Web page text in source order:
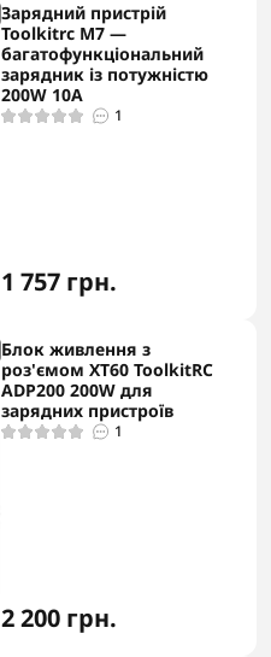
Зарядний пристрій
Toolkitrc M7 —
багатофункціональний
зарядник із потужністю
200W 10A
1
1 757 грн.
Блок живлення з
роз'ємом ХТ60 ToolkitRC
ADP200 200W для
зарядних пристроїв
1
2 200 грн.